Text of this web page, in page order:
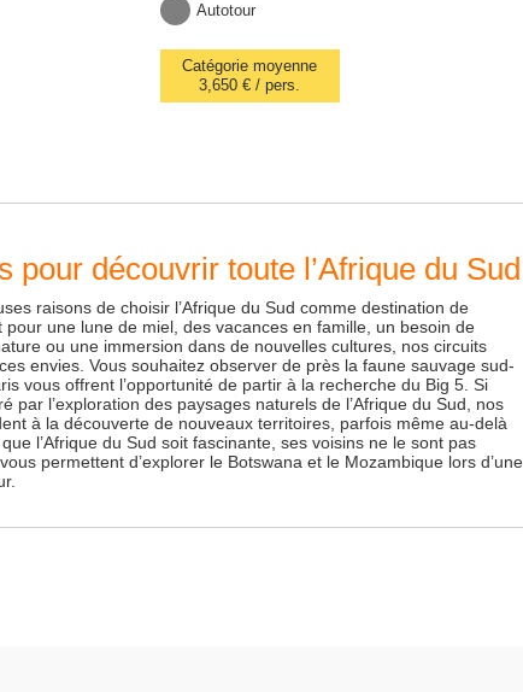
Autotour
Catégorie moyenne
3,650 € / pers.
pour découvrir toute l’Afrique du Sud
raisons de choisir l’Afrique du Sud comme destination de
pour une lune de miel, des vacances en famille, un besoin de
ou une immersion dans de nouvelles cultures, nos circuits
envies. Vous souhaitez observer de près la faune sauvage sud-
vous offrent l’opportunité de partir à la recherche du Big 5. Si
par l’exploration des paysages naturels de l’Afrique du Sud, nos
à la découverte de nouveaux territoires, parfois même au-delà
l’Afrique du Sud soit fascinante, ses voisins ne le sont pas
permettent d’explorer le Botswana et le Mozambique lors d’une